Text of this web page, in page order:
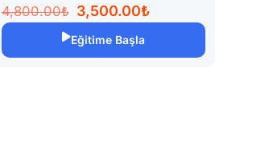
4,800.00₺ 3,500.00₺
Eğitime Başla